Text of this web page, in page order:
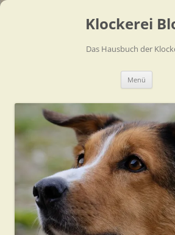
Klockerei
Das Hausbuch der
Menü